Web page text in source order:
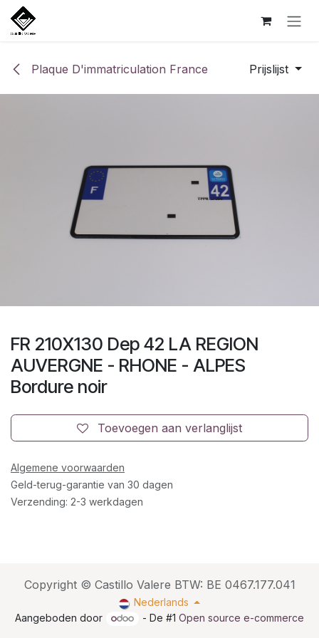
Overslaan naar inhoud
Plaque D'immatriculation France Prijslijst
FR 210X130 Dep 42 LA REGION
AUVERGNE - RHONE - ALPES
Bordure noir
Toevoegen aan verlanglijst
Algemene voorwaarden
Geld-terug-garantie van 30 dagen
Verzending: 2-3 werkdagen
Copyright © Castillo Valere BTW: BE 0467.177.041
Nederlands
Aangeboden door
- De #1Open source e-commerce